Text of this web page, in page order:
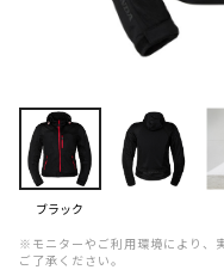
ブラック
※モニターやご利用環境により、
ご了承ください。